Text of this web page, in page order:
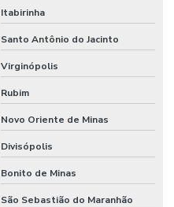
Itabirinha
Santo Antônio do Jacinto
Virginópolis
Rubim
Novo Oriente de Minas
Divisópolis
Bonito de Minas
São Sebastião do Maranhão